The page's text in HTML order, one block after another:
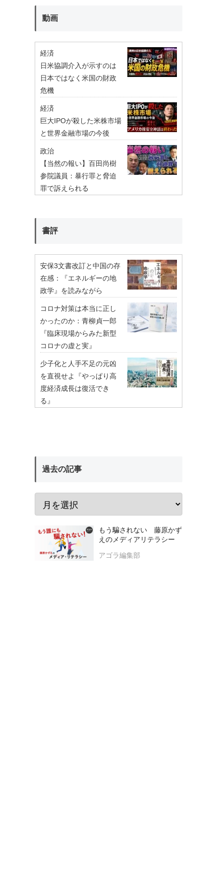
動画
経済
日米協調介入が示すのは
日本ではなく米国の財政
危機
経済
巨大IPOが殺した米株市場
と世界金融市場の今後
政治
【当然の報い】百田尚樹
参院議員：暴行罪と脅迫
罪で訴えられる
書評
安保3文書改訂と中国の存
在感：『エネルギーの地
政学』を読みながら
コロナ対策は本当に正し
かったのか：青柳貞一郎
『臨床現場からみた新型
コロナの虚と実』
少子化と人手不足の元凶
を直視せよ『やっぱり高
度経済成長は復活でき
る』
過去の記事
もう騙されない 藤原かず
えのメディアリテラシー
アゴラ編集部